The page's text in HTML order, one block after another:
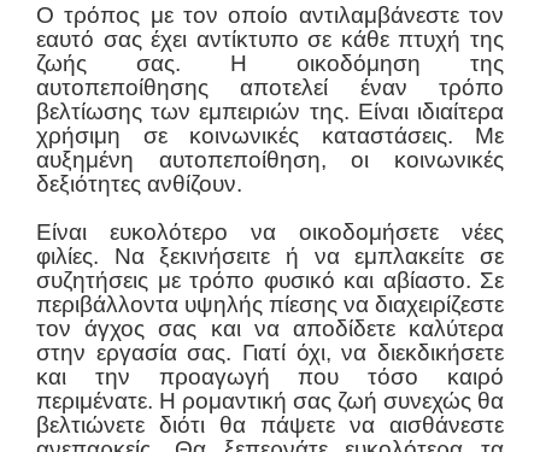
Ο τρόπος με τον οποίο αντιλαμβάνεστε τον
εαυτό σας έχει αντίκτυπο σε κάθε πτυχή της
ζωής σας. Η οικοδόμηση της
αυτοπεποίθησης αποτελεί έναν τρόπο
βελτίωσης των εμπειριών της. Είναι ιδιαίτερα
χρήσιμη σε κοινωνικές καταστάσεις. Με
αυξημένη αυτοπεποίθηση, οι κοινωνικές
δεξιότητες ανθίζουν.
Είναι ευκολότερο να οικοδομήσετε νέες
φιλίες. Να ξεκινήσειτε ή να εμπλακείτε σε
συζητήσεις με τρόπο φυσικό και αβίαστο. Σε
περιβάλλοντα υψηλής πίεσης να διαχειρίζεστε
τον άγχος σας και να αποδίδετε καλύτερα
στην εργασία σας. Γιατί όχι, να διεκδικήσετε
και την προαγωγή που τόσο καιρό
περιμένατε. Η ρομαντική σας ζωή συνεχώς θα
βελτιώνετε διότι θα πάψετε να αισθάνεστε